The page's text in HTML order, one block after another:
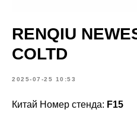
RENQIU
COLTD
2025-07-25 10:53
Китай Номер стенда: F15